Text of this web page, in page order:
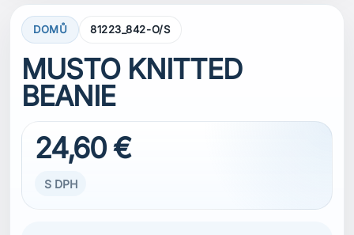
DOMŮ 81223_842-O/S
MUSTO KNITTED
BEANIE
24,60 €
S DPH